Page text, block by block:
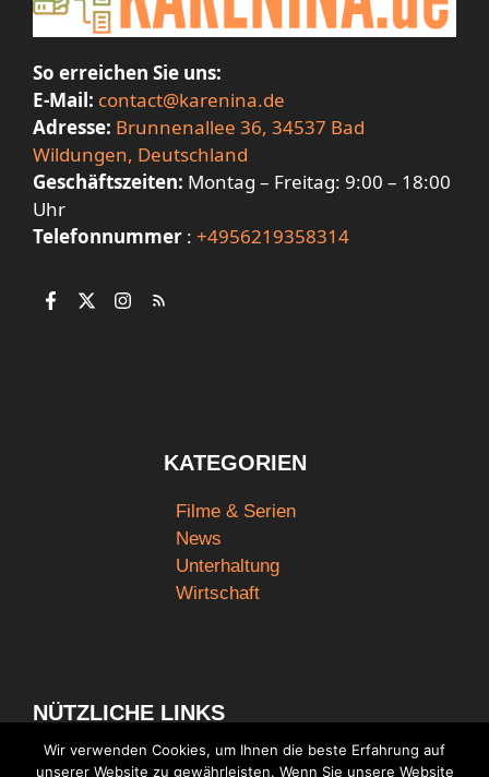
So erreichen Sie uns:
E-Mail: contact@karenina.de
Adresse: Brunnenallee 36, 34537 Bad
Wildungen, Deutschland
Geschäftszeiten: Montag – Freitag: 9:00 – 18:00
Uhr
Telefonnummer : +4956219358314
KATEGORIEN
Filme & Serien
News
Unterhaltung
Wirtschaft
NÜTZLICHE LINKS
Wir verwenden Cookies, um Ihnen die beste Erfahrung auf
unserer Website zu gewährleisten. Wenn Sie unsere Website